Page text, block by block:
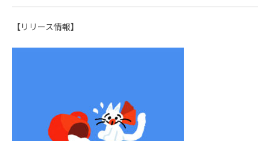
【リリース情報】